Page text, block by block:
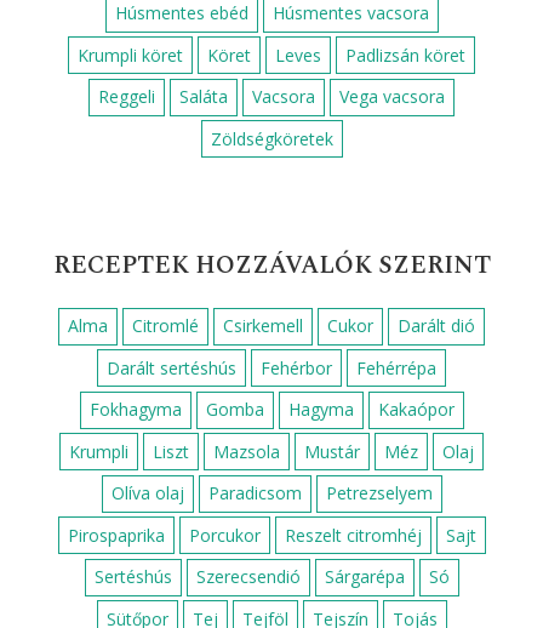
Húsmentes ebéd
Húsmentes vacsora
Krumpli köret
Köret Leves
Padlizsán köret
Reggeli
Saláta Vacsora
Vega vacsora
Zöldségköretek
RECEPTEK HOZZÁVALÓK SZERINT
Alma Citromlé Csirkemell Cukor
Darált dió
Darált sertéshús
Fehérbor
Fehérrépa
Fokhagyma
Gomba Hagyma
Kakaópor
Krumpli
Liszt Mazsola Mustár Méz
Olaj
Olíva olaj
Paradicsom
Petrezselyem
Pirospaprika
Porcukor Reszelt citromhéj
Sajt
Sertéshús
Szerecsendió Sárgarépa
Só
Sütőpor
Tej Tejföl Tejszín
Tojás